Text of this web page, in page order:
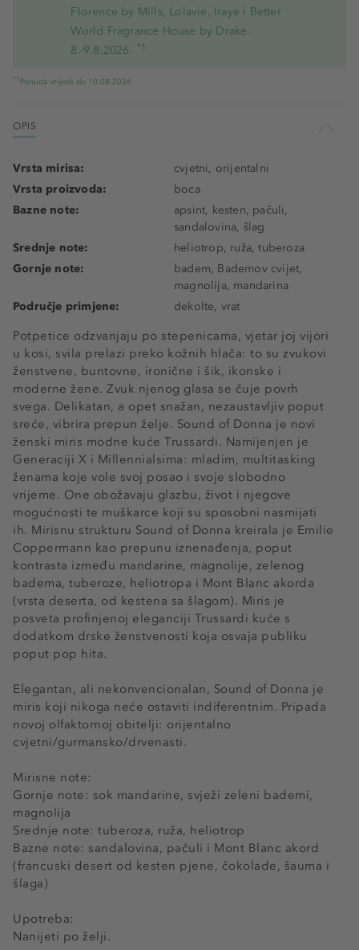
Florence by Mills, Lolavie, Iraye i Better
World Fragrance House by Drake.
8.-9.8.2026. *1
*1 Ponuda vrijedi do 10.08.2026
OPIS
Potpetice odzvanjaju po stepenicama, vjetar joj vijori
u kosi, svila prelazi preko kožnih hlača: to su zvukovi
ženstvene, buntovne, ironične i šik, ikonske i
moderne žene. Zvuk njenog glasa se čuje povrh
svega. Delikatan, a opet snažan, nezaustavljiv poput
sreće, vibrira prepun želje. Sound of Donna je novi
ženski miris modne kuće Trussardi. Namijenjen je
Generaciji X i Millennialsima: mladim, multitasking
ženama koje vole svoj posao i svoje slobodno
vrijeme. One obožavaju glazbu, život i njegove
mogućnosti te muškarce koji su sposobni nasmijati
ih. Mirisnu strukturu Sound of Donna kreirala je Emilie
Coppermann kao prepunu iznenađenja, poput
kontrasta između mandarine, magnolije, zelenog
badema, tuberoze, heliotropa i Mont Blanc akorda
(vrsta deserta, od kestena sa šlagom). Miris je
posveta profinjenoj eleganciji Trussardi kuće s
dodatkom drske ženstvenosti koja osvaja publiku
poput pop hita.
Elegantan, ali nekonvencionalan, Sound of Donna je
miris koji nikoga neće ostaviti indiferentnim. Pripada
novoj olfaktornoj obitelji: orijentalno
cvjetni/gurmansko/drvenasti.
Mirisne note:
Gornje note: sok mandarine, svježi zeleni bademi,
magnolija
Srednje note: tuberoza, ruža, heliotrop
Bazne note: sandalovina, pačuli i Mont Blanc akord
(francuski desert od kesten pjene, čokolade, šauma i
šlaga)
Upotreba:
Nanijeti po želji.
Vrsta mirisa:
cvjetni, orijentalni
Vrsta proizvoda:
boca
Bazne note:
apsint, kesten, pačuli,
sandalovina, šlag
Srednje note:
heliotrop, ruža, tuberoza
Gornje note:
badem, Bademov cvijet,
magnolija, mandarina
Područje primjene:
dekolte, vrat